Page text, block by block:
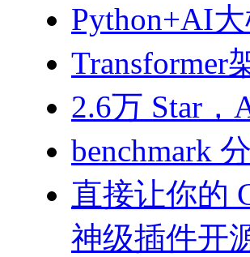
Python+AI
Transformer
2.6万 Star
benchmark
直接让你的
神级插件开